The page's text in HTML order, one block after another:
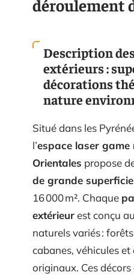
déroulement
Description
extérieurs :
décorations
nature
Situé dans les
l’espace laser game
Orientales propose
de grande superficie
16 000 m². Chaque
extérieurest conçu
naturels variés :
cabanes, véhicules
originaux. Ces